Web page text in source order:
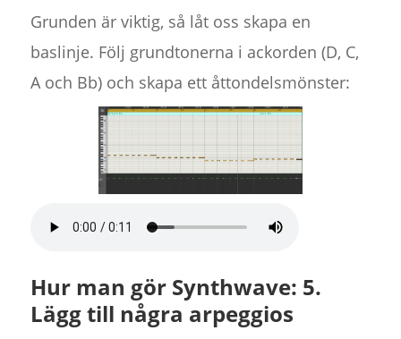
Grunden är viktig, så låt oss skapa en
baslinje. Följ grundtonerna i ackorden (D, C,
A och Bb) och skapa ett åttondelsmönster:
Hur man gör Synthwave: 5.
Lägg till några arpeggios